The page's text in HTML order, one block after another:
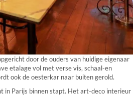
door de ouders van huidige eigenaar
etalage vol met verse vis, schaal-en
ook de oesterkar naar buiten gerold.
in Parijs binnen stapt. Het art-deco interieur